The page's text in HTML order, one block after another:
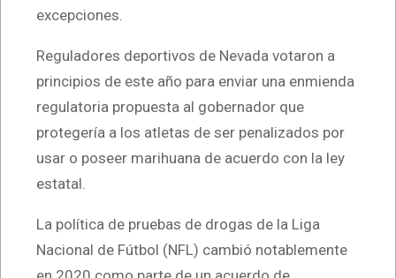
excepciones.
Reguladores deportivos de Nevada votaron a
principios de este año para enviar una enmienda
regulatoria propuesta al gobernador que
protegería a los atletas de ser penalizados por
usar o poseer marihuana de acuerdo con la ley
estatal.
La política de pruebas de drogas de la Liga
Nacional de Fútbol (NFL) cambió notablemente